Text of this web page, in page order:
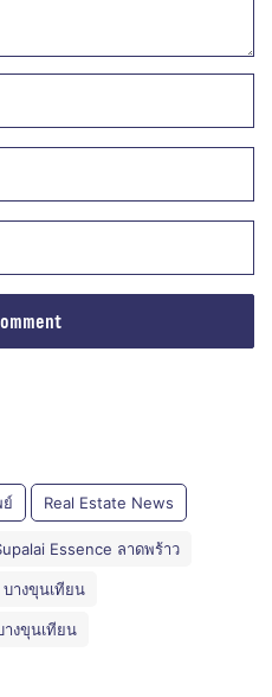
Real Estate News
Essence ลาดพร้าว
างขุนเทียน
างขุนเทียน